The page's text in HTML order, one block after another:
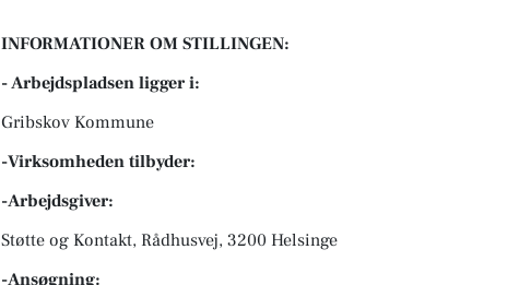
INFORMATIONER OM STILLINGEN:
- Arbejdspladsen ligger i:
Gribskov Kommune
-Virksomheden tilbyder:
-Arbejdsgiver:
Støtte og Kontakt, Rådhusvej, 3200 Helsinge
-Ansøgning: